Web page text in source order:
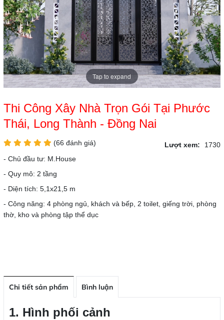
Tap to expand
Thi Công Xây Nhà Trọn Gói Tại Phước
Thái, Long Thành - Đồng Nai
(66 đánh giá) Lượt xem:
1730
- Chủ đầu tư: M.House
- Quy mô: 2 tầng
- Diện tích: 5,1x21,5 m
- Công năng: 4 phòng ngủ, khách và bếp, 2 toilet, giếng trời, phòng
thờ, kho và phòng tập thể dục
Chi tiết sản phẩm Bình luận
1. Hình phối cảnh